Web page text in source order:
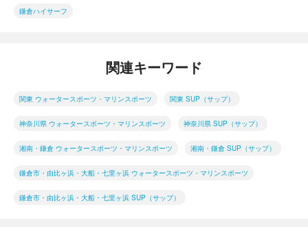
鎌倉ハイサーフ
関連キーワード
関東 ウォータースポーツ・マリンスポーツ 関東 SUP（サップ）
神奈川県 ウォータースポーツ・マリンスポーツ 神奈川県 SUP（サップ）
湘南・鎌倉 ウォータースポーツ・マリンスポーツ 湘南・鎌倉 SUP（サップ）
鎌倉市・由比ヶ浜・大船・七里ヶ浜 ウォータースポーツ・マリンスポーツ
鎌倉市・由比ヶ浜・大船・七里ヶ浜 SUP（サップ）